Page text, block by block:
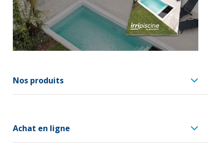
Nos produits
Achat en ligne